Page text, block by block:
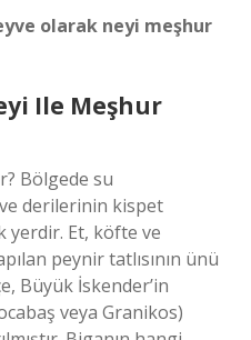
olarak neyi meşhur
Ile Meşhur
Bölgede su
derilerinin kispet
yerdir. Et, köfte ve
peynir tatlısının ünü
Büyük İskender’in
veya Granikos)